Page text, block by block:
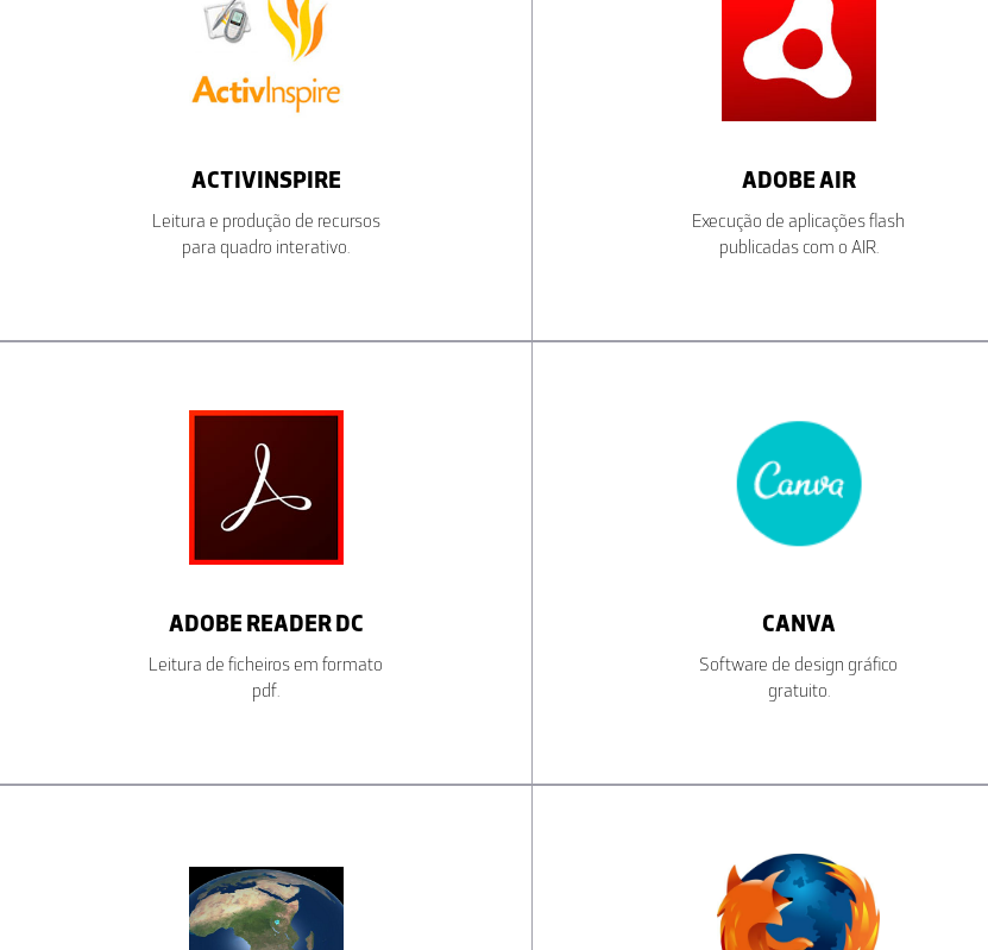
ACTIVINSPIRE
Leitura e produção de recursos
para quadro interativo.
ADOBE AIR
Execução de aplicações flash
publicadas com o AIR.
ADOBE READER DC
Leitura de ficheiros em formato
pdf.
CANVA
Software de design gráfico
gratuito.